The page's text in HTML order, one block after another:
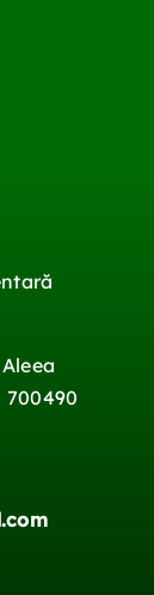
700490